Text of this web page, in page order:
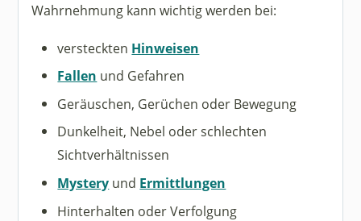
Wahrnehmung kann wichtig werden bei:
versteckten Hinweisen
Fallen und Gefahren
Geräuschen, Gerüchen oder Bewegung
Dunkelheit, Nebel oder schlechten
Sichtverhältnissen
Mystery und Ermittlungen
Hinterhalten oder Verfolgung